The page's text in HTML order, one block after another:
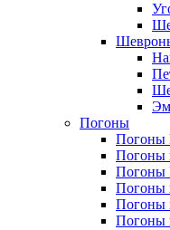
Погоны
Погоны
Погоны
Погоны
Погоны
Погоны